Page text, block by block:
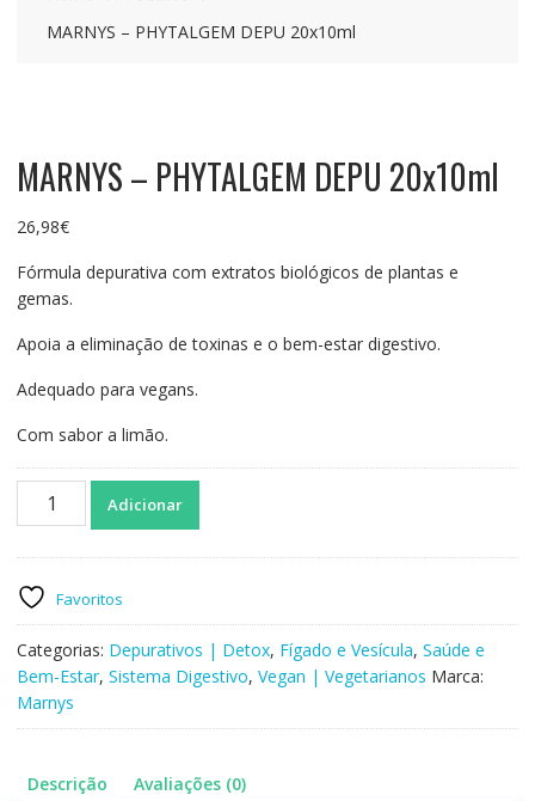
MARNYS – PHYTALGEM DEPU 20x10ml
MARNYS – PHYTALGEM DEPU 20x10ml
26,98€
Fórmula depurativa com extratos biológicos de plantas e
gemas.
Apoia a eliminação de toxinas e o bem-estar digestivo.
Adequado para vegans.
Com sabor a limão.
Quantidade
PHYTALGEM
DEPU
20x10ml
Adicionar
Favoritos
Categorias: Depurativos | Detox, Fígado e Vesícula, Saúde e
Bem-Estar, Sistema Digestivo, Vegan | Vegetarianos Marca:
Marnys
Descrição Avaliações (0)